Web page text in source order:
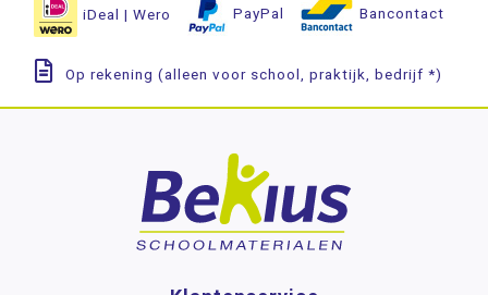
iDeal | Wero PayPal Bancontact
Op rekening (alleen voor school, praktijk, bedrijf *)